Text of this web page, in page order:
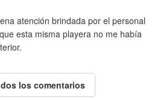
atención brindada por el personal
esta misma playera no me había
los comentarios